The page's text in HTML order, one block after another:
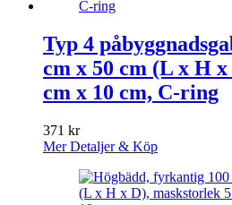
Typ 4
cm x 50 cm (L x H
cm x 10 cm, C-ring
371 kr
Mer Detaljer & Köp